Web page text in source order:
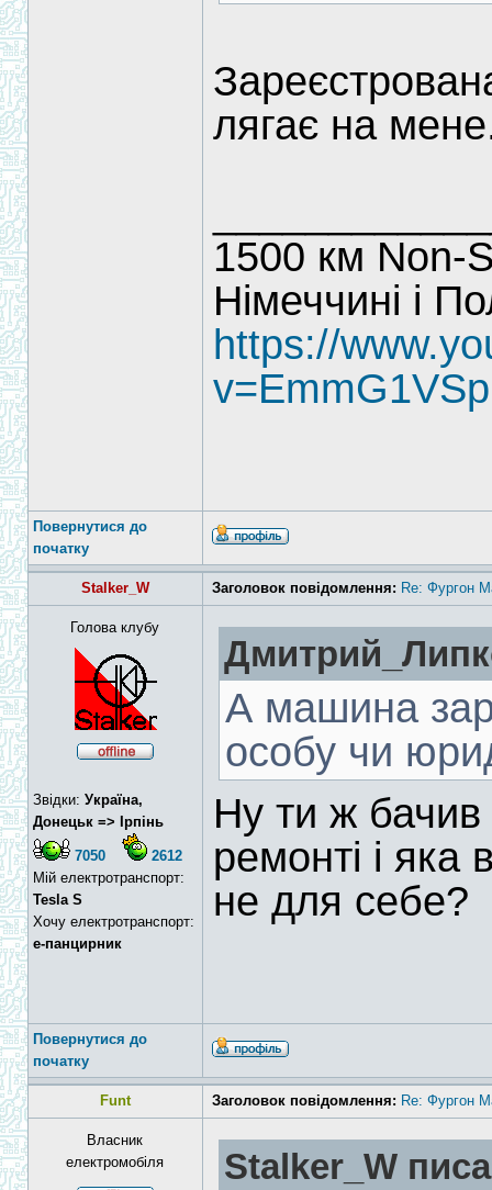
лягає на
1500 км Non-
Німеччині і
https://
Повернутися до
початку
Stalker_W Заголовок повідомлення: Re: Фургон
Голова клубу
Звідки: Україна,
Донецьк => Ірпінь
7050
2612
Мій електротранспорт:
Tesla S
Хочу електротранспорт:
е-панцирник
А машина
особу чи
Ну ти ж бачив
ремонті і яка
не для себе?
Повернутися до
початку
Funt Заголовок повідомлення: Re: Фургон
Власник
електромобіля
Stalker_W